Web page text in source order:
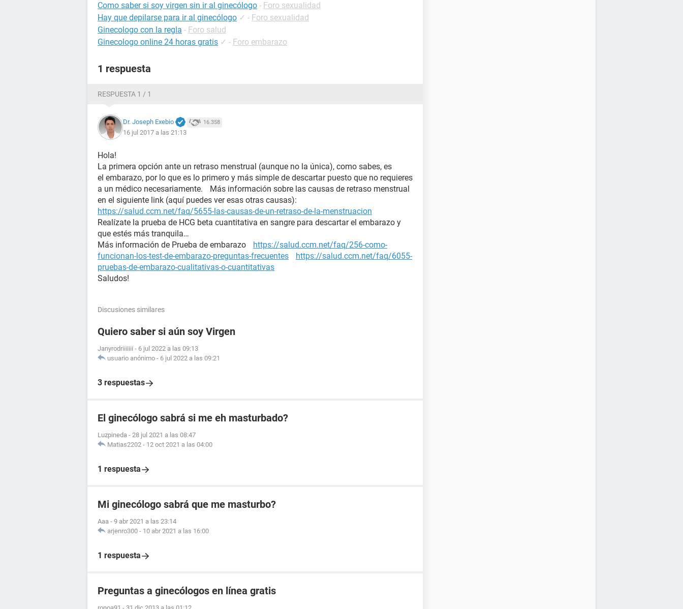
Como saber si soy virgen sin ir al ginecólogo - Foro sexualidad
Hay que depilarse para ir al ginecólogo ✓ - Foro sexualidad
Ginecologo con la regla - Foro salud
Ginecologo online 24 horas gratis ✓ - Foro embarazo
1 respuesta
RESPUESTA 1 / 1
Dr. Joseph Exebio 16.358
16 jul 2017 a las 21:13
Hola!
La primera opción ante un retraso menstrual (aunque no la única), como sabes, es
el embarazo, por lo que es lo primero y más simple de descartar puesto que no requieres
a un médico necesariamente. Más información sobre las causas de retraso menstrual
en el siguiente link (aquí puedes ver esas otras causas):
https://salud.ccm.net/faq/5655-las-causas-de-un-retraso-de-la-menstruacion
Realízate la prueba de HCG beta cuantitativa en sangre para descartar el embarazo y
que estés más tranquila…
Más información de Prueba de embarazo https://salud.ccm.net/faq/256-como-
funcionan-los-test-de-embarazo-preguntas-frecuentes
https://salud.ccm.net/faq/6055-
pruebas-de-embarazo-cualitativas-o-cuantitativas
Saludos!
Discusiones similares
Quiero saber si aún soy Virgen
Janyrodriiiiiii - 6 jul 2022 a las 09:13
usuario anónimo - 6 jul 2022 a las 09:21
3 respuestas
El ginecólogo sabrá si me eh masturbado?
Luzpineda - 28 jul 2021 a las 08:47
Matias2202 - 12 oct 2021 a las 04:00
1 respuesta
Mi ginecólogo sabrá que me masturbo?
Aaa - 9 abr 2021 a las 23:14
arjenro300 - 10 abr 2021 a las 16:00
1 respuesta
Preguntas a ginecólogos en línea gratis